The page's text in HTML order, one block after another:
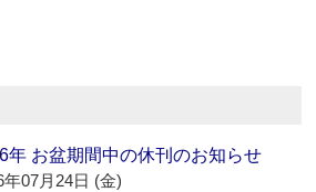
年 お盆期間中の休刊のお知らせ
年07月24日 (金)